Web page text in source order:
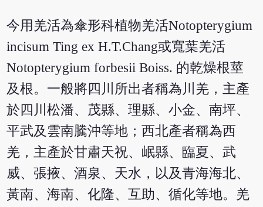
今用羌活為傘形科植物羌活Notopterygium
incisum Ting ex H.T.Chang或寬葉羌活
Notopterygium forbesii Boiss. 的乾燥根莖
及根。一般將四川所出者稱為川羌，主產
於四川松潘、茂縣、理縣、小金、南坪、
平武及雲南騰沖等地；西北產者稱為西
羌，主產於甘肅天祝、岷縣、臨夏、武
威、張掖、酒泉、天水，以及青海海北、
黃南、海南、化隆、互助、循化等地。羌